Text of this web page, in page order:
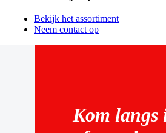
Bekijk het assortiment
Neem contact op
Kom langs